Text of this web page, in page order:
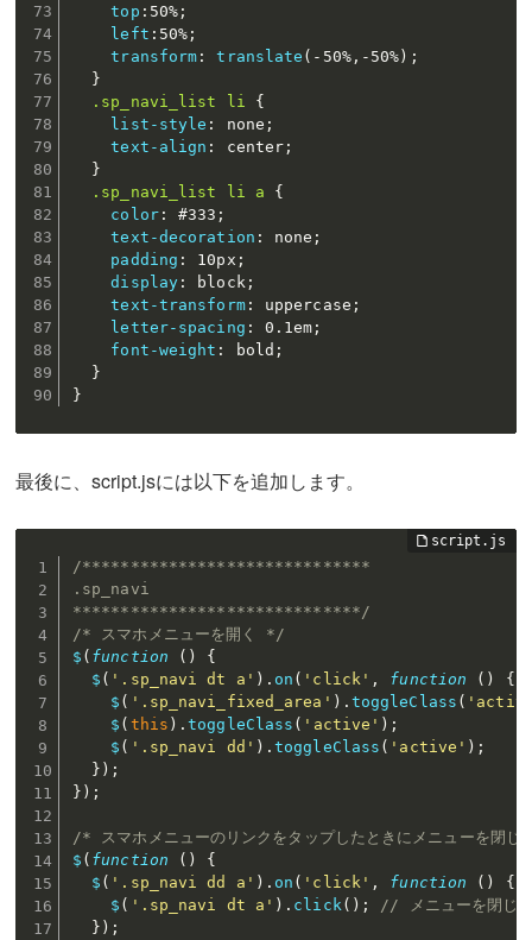
top : 50% ;
left : 50% ;
transform : translate ( -50%, -50% ) ;
}
.sp_navi_list li
{
list-style : none ;
text-align : center ;
}
.sp_navi_list li a
{
color: #333 ;
text-decoration : none ;
padding : 10px ;
display : block ;
text-transform: uppercase ;
letter-spacing : 0.1em ;
font-weight : bold ;
}
}
最後に、script.jsには以下を追加します。
/******************************
.sp_navi
******************************/
/* スマホメニューを開く */
$ ( function ( )
{
$ ( '.sp_navi dt a' ) . on ( 'click' , function ( )
{
$ ( '.sp_navi_fixed_area' ) . toggleClass (
$ ( this ) .toggleClass ( 'active' ) ;
$ ( '.sp_navi dd' ) .toggleClass ( 'active' ) ;
} ) ;
} ) ;
/* スマホメニューのリンクをタップしたときにメニューを閉
$ ( function ( )
{
$ ( '.sp_navi dd a' ) . on ( 'click' , function ( )
{
$ ( '.sp_navi dt a' ) . click( ) ;
// メニューを閉じ
} ) ;